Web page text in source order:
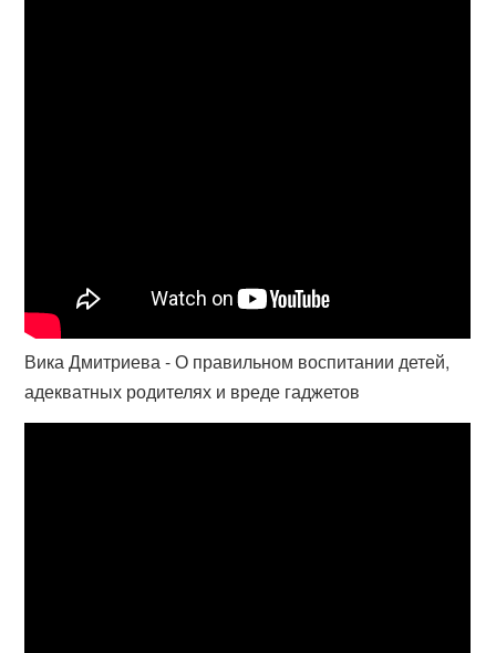
Вика Дмитриева - О правильном воспитании детей,
адекватных родителях и вреде гаджетов